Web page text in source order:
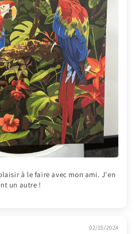
à le faire avec mon ami. J'en
un autre !
02/15/2024